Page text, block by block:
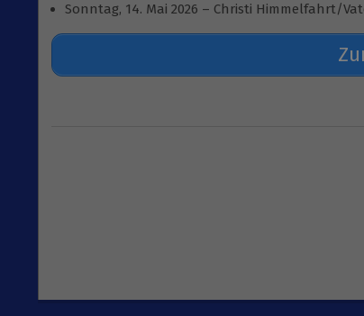
Sonntag, 14. Mai 2026 – Christi Himmelfahrt/